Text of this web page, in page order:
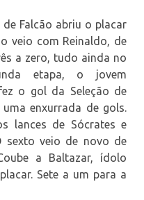
Falcão abriu o placar
veio com Reinaldo, de
a zero, tudo ainda no
etapa, o jovem
o gol da Seleção de
uma enxurrada de gols.
lances de Sócrates e
sexto veio de novo de
a Baltazar, ídolo
Sete a um para a